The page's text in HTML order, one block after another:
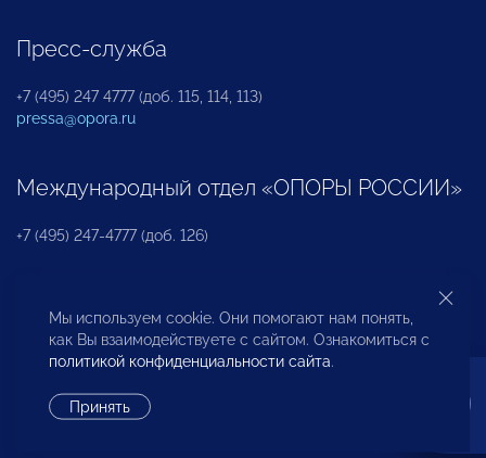
Пресс-служба
+7 (495) 247 4777 (доб. 115, 114, 113)
pressa@opora.ru
Международный отдел «ОПОРЫ РОССИИ»
+7 (495) 247-4777 (доб. 126)
Бюро по защите прав предпринимателей и
инвесторов
Мы используем cookie. Они помогают нам понять,
как Вы взаимодействуете с сайтом. Ознакомиться с
политикой конфиденциальности сайта.
Принять